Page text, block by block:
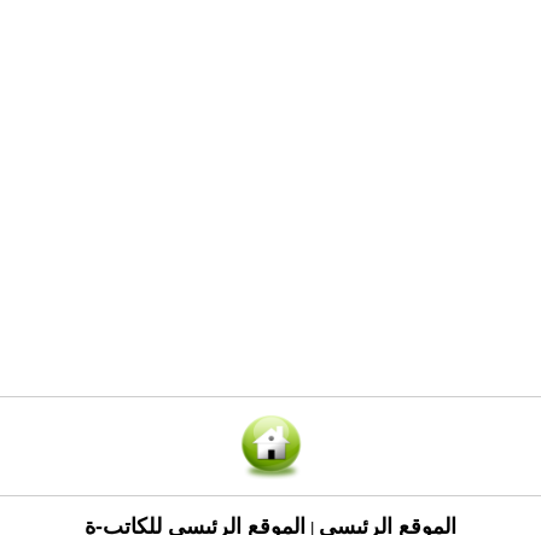
الموقع الرئيسي الموقع الرئيسي للكاتب-ة